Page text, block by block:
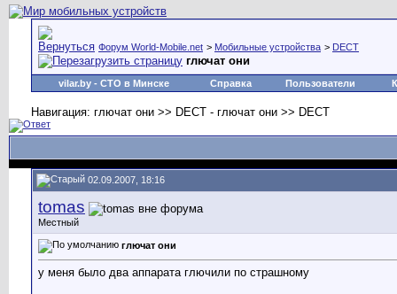
Форум World-Mobile.net > Мобильные устройства > DECT
глючат они
vilar.by - СТО в Минске Справка Пользователи
Навигация: глючат они >> DECT - глючат они >> DECT
02.09.2007, 18:16
tomas
Местный
глючат они
у меня было два аппарата глючили по страшному